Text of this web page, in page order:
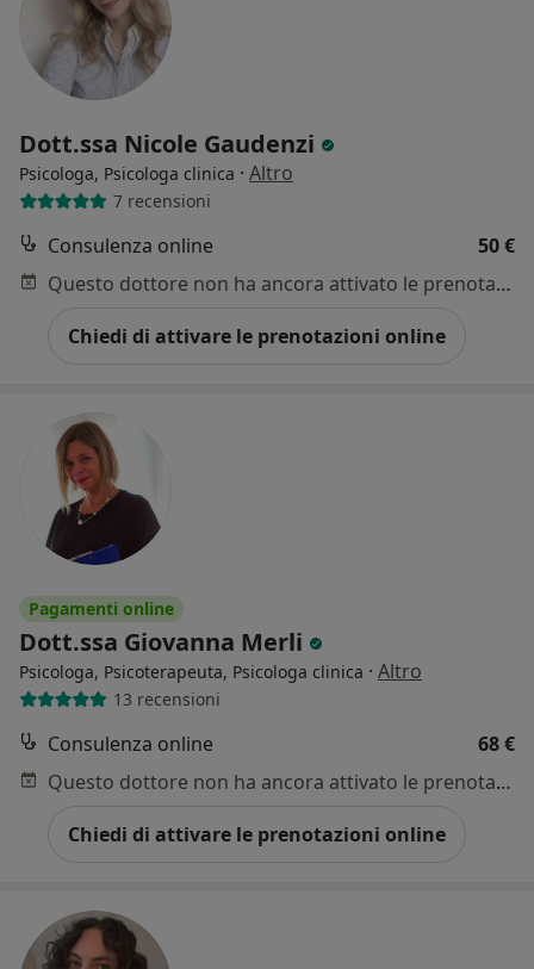
Dott.ssa Nicole Gaudenzi
Psicologa, Psicologa clinica · Altro
7 recensioni
Consulenza online
50 €
Questo dottore non ha ancora attivato le prenotazioni online presso questo indirizzo.
Chiedi di attivare le prenotazioni online
Pagamenti online
Dott.ssa Giovanna Merli
Psicologa, Psicoterapeuta, Psicologa clinica · Altro
13 recensioni
Consulenza online
68 €
Questo dottore non ha ancora attivato le prenotazioni online presso questo indirizzo.
Chiedi di attivare le prenotazioni online